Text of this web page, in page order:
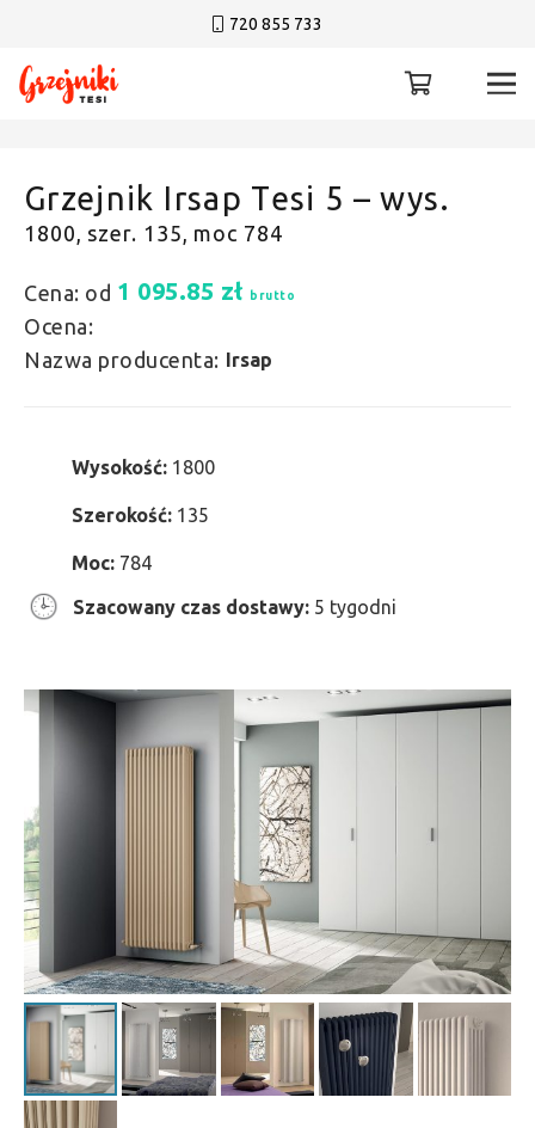
720 855 733
Grzejnik Irsap Tesi 5 – wys.
1800, szer. 135, moc 784
Cena: od 1 095.85 zł brutto
Ocena:
Nazwa producenta: Irsap
Wysokość: 1800
Szerokość: 135
Moc: 784
Szacowany czas dostawy: 5 tygodni